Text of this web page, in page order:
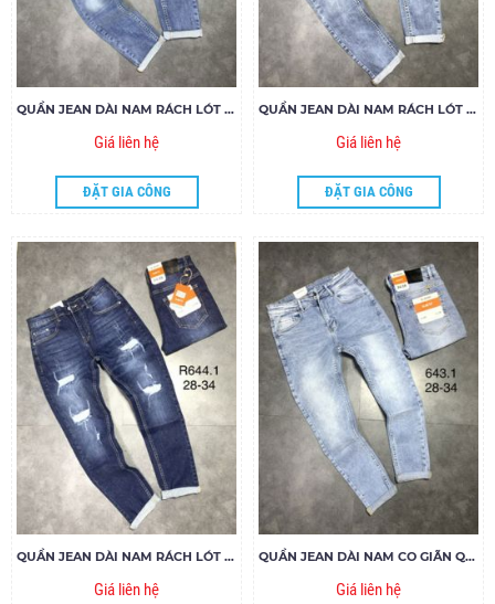
QUẦN JEAN DÀI NAM RÁCH LÓT R646.1
Giá liên hệ
ĐẶT GIA CÔNG
QUẦN JEAN DÀI NAM RÁCH LÓT R645.1
Giá liên hệ
ĐẶT GIA CÔNG
QUẦN JEAN DÀI NAM RÁCH LÓT R644.1
Giá liên hệ
QUẦN JEAN DÀI NAM CO GIÃN QJ643.1
Giá liên hệ